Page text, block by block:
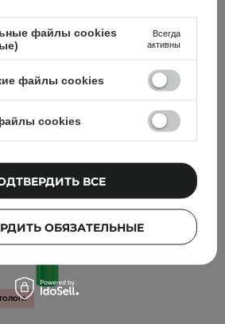
файлы cookies
Всегда
активны
файлы cookies
cookies
ОБЯЗАТЕЛЬНЫЕ
ВСЕ